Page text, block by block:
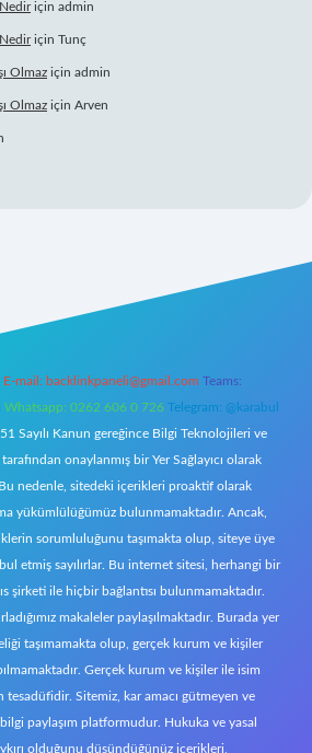
için admin
için Tunç
Olmaz için admin
Olmaz için Arven
E-mail: backlinkpaneli@gmail.com Teams:
Whatsapp: 0262 606 0 726 Telegram: @karabul
Sayılı Kanun gereğince Bilgi Teknolojileri ve
onaylanmış bir Yer Sağlayıcı olarak
nedenle, sitedeki içerikleri proaktif olarak
yükümlülüğümüz bulunmamaktadır. Ancak,
sorumluluğunu taşımakta olup, siteye üye
etmiş sayılırlar. Bu internet sitesi, herhangi bir
şirketi ile hiçbir bağlantısı bulunmamaktadır.
makaleler paylaşılmaktadır. Burada yer
taşımamakta olup, gerçek kurum ve kişiler
Gerçek kurum ve kişiler ile isim
tesadüfidir. Sitemiz, kar amacı gütmeyen ve
paylaşım platformudur. Hukuka ve yasal
olduğunu düşündüğünüz içerikleri,